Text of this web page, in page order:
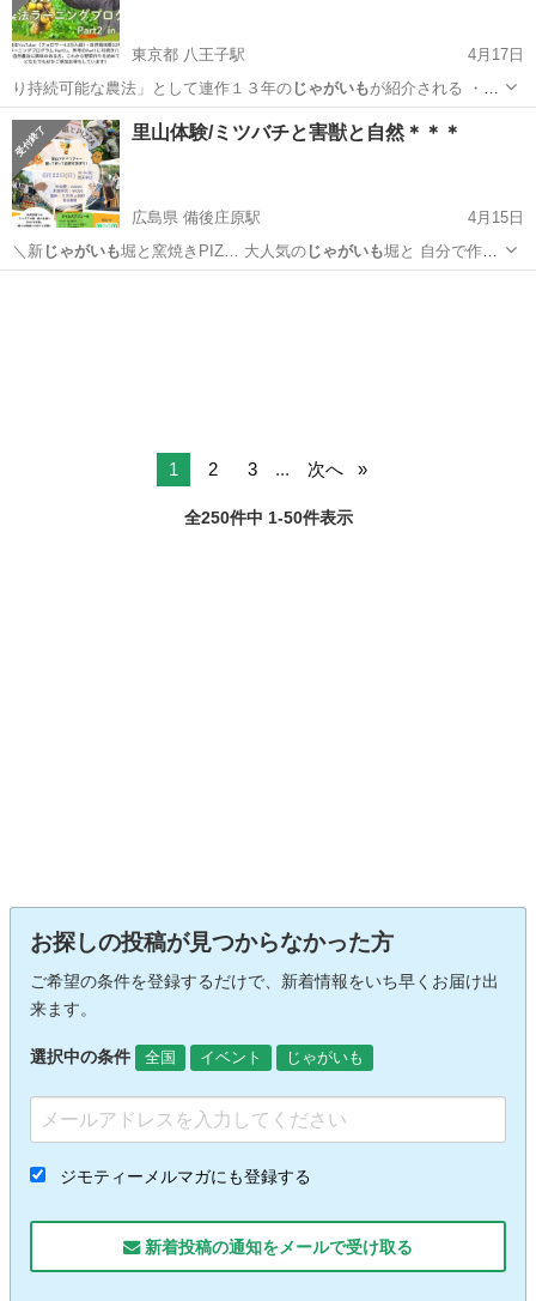
東京都 八王子駅
4月17日
り持続可能な農法」として連作１３年のじゃがいもが紹介される ・
Soil Assoc…
東京 八王子市 八王子駅 セミナー Instagram
里山体験/ミツバチと害獣と自然＊＊＊
広島県 備後庄原駅
4月15日
＼新 じゃがいも 堀と窯焼きPIZ… 大人気のじゃがいも堀と 自分で作…
10:15~じゃがいも堀 11:00…
1 2 3 ... 次へ
全250件中 1-50件表示
お探しの投稿が見つからなかった方
ご希望の条件を登録するだけで、新着情報をいち早くお届け出
来ます。
選択中の条件 全国 イベント じゃがいも
ジモティーメルマガにも登録する
新着投稿の通知をメールで受け取る